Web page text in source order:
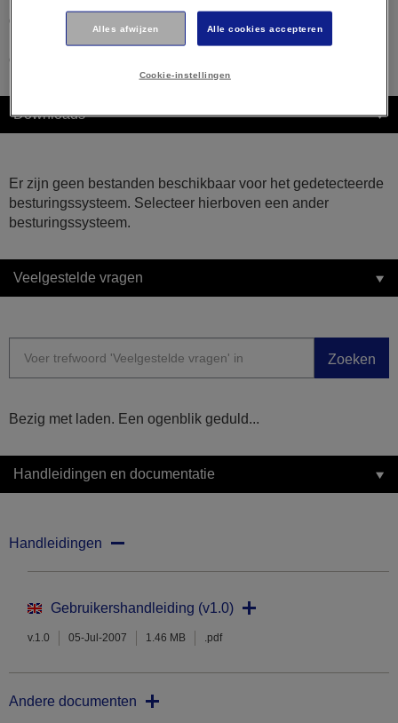
gedetecteerd. Het is belangrijk dat u uw besturingssysteem
compatibele content bekijkt.
Downloads
Er zijn geen bestanden beschikbaar voor het gedetecteerde
besturingssysteem. Selecteer hierboven een ander
besturingssysteem.
Veelgestelde vragen
Zoeken
Bezig met laden. Een ogenblik geduld...
Handleidingen en documentatie
Handleidingen
Gebruikershandleiding (v1.0)
v.1.0 05-Jul-2007 1.46 MB .pdf
Andere documenten
Alles afwijzen Alle cookies accepteren
Cookie-instellingen